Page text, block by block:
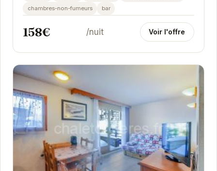
chambres-non-fumeurs
bar
158€ /nuit Voir l'offre